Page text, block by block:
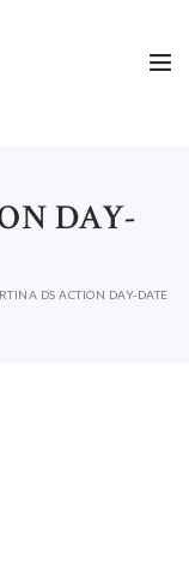
DAY-
DS ACTION DAY-DATE